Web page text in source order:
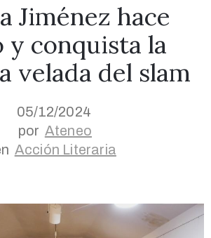
Jiménez hace
y conquista la
velada del slam
05/12/2024
por Ateneo
Acción Literaria